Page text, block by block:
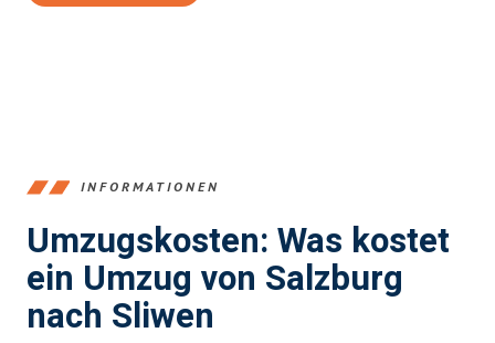
INFORMATIONEN
Umzugskosten: Was kostet
ein Umzug von Salzburg
nach Sliwen